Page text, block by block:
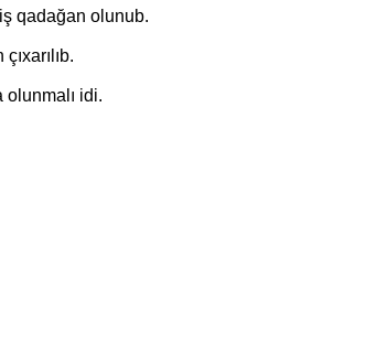
qadağan olunub.
idi.